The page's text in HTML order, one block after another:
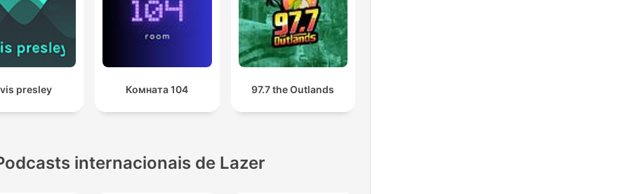
presley Комната 104 97.7 the Outlands
internacionais de Lazer